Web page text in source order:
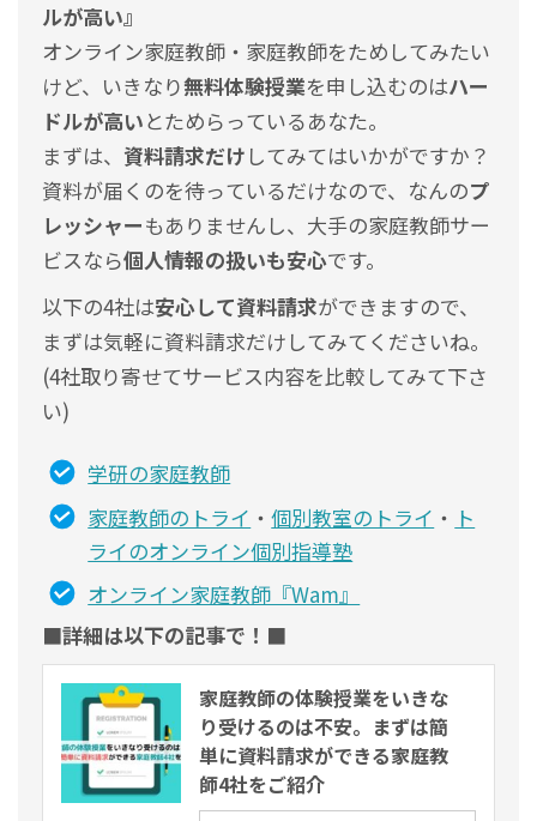
ルが高い』
オンライン家庭教師・家庭教師をためしてみたい
けど、いきなり無料体験授業を申し込むのはハー
ドルが高いとためらっているあなた。
まずは、 資料請求だけ してみてはいかがですか？
資料が届くのを待っているだけなので、なんのプ
レッシャーもありませんし、 大手の家庭教師サー
ビスなら個人情報の扱いも安心です。
以下の4社は安心して資料請求ができますので、
まずは気軽に資料請求だけしてみてくださいね。
(4社取り寄せてサービス内容を比較してみて下さ
い)
学研の家庭教師
家庭教師のトライ ・個別教室のトライ ・ ト
ライのオンライン個別指導塾
オンライン家庭教師『Wam』
■詳細は以下の記事で！■
家庭教師の体験授業をいきな
り受けるのは不安。まずは簡
単に資料請求ができる家庭教
師4社をご紹介